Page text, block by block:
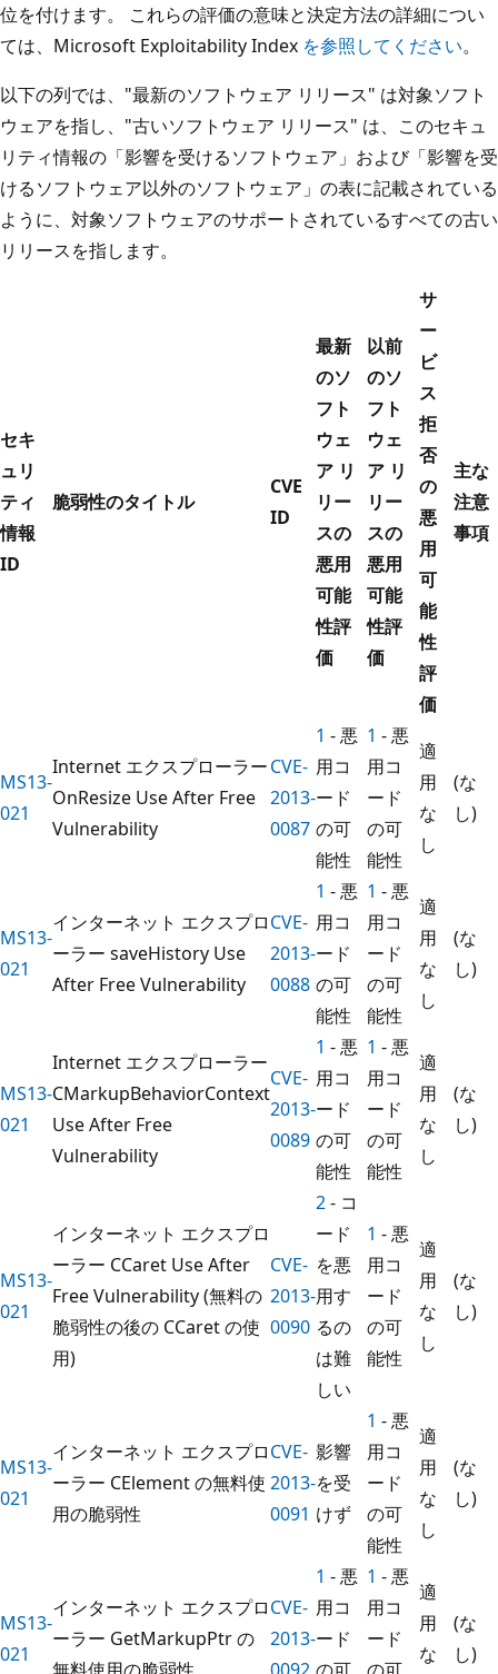
位を付けます。 これらの評価の意味と決定方法の詳細につい
ては、Microsoft Exploitability Index を参照してください。
以下の列では、"最新のソフトウェア リリース" は対象ソフト
ウェアを指し、"古いソフトウェア リリース" は、このセキュ
リティ情報の「影響を受けるソフトウェア」および「影響を受
けるソフトウェア以外のソフトウェア」の表に記載されている
ように、対象ソフトウェアのサポートされているすべての古い
リリースを指します。
セキ
ュリ
ティ
情報
ID
脆弱性のタイトル
CVE
ID
最新
のソ
フト
ウェ
ア リ
リー
スの
悪用
可能
性評
価
以前
のソ
フト
ウェ
ア リ
リー
スの
悪用
可能
性評
価
サ
ー
ビ
ス
拒
否
の
悪
用
可
能
性
評
価
主な
注意
事項
MS13-
021
Internet エクスプローラー
OnResize Use After Free
Vulnerability
CVE-
2013-
0087
1 - 悪
用コ
ード
の可
能性
1 - 悪
用コ
ード
の可
能性
適
用
な
し
(な
し)
MS13-
021
インターネット エクスプロ
ーラー saveHistory Use
After Free Vulnerability
CVE-
2013-
0088
1 - 悪
用コ
ード
の可
能性
1 - 悪
用コ
ード
の可
能性
適
用
な
し
(な
し)
MS13-
021
Internet エクスプローラー
CMarkupBehaviorContext
Use After Free
Vulnerability
CVE-
2013-
0089
1 - 悪
用コ
ード
の可
能性
1 - 悪
用コ
ード
の可
能性
適
用
な
し
(な
し)
MS13-
021
インターネット エクスプロ
ーラー CCaret Use After
Free Vulnerability (無料の
脆弱性の後の CCaret の使
用)
CVE-
2013-
0090
2- コ
ード
を悪
用す
るの
は難
しい
1 - 悪
用コ
ード
の可
能性
適
用
な
し
(な
し)
MS13-
021
インターネット エクスプロ
ーラー CElement の無料使
用の脆弱性
CVE-
2013-
0091
影響
を受
けず
1 - 悪
用コ
ード
の可
能性
適
用
な
し
(な
し)
MS13-
021
インターネット エクスプロ
ーラー GetMarkupPtr の
無料使用の脆弱性
CVE-
2013-
0092
1 - 悪
用コ
ード
の可
1 - 悪
用コ
ード
の可
適
用
な
(な
し)